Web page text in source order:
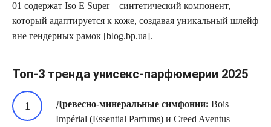
01 содержат Iso E Super – синтетический компонент,
который адаптируется к коже, создавая уникальный шлейф
вне гендерных рамок [blog.bp.ua].
Топ-3 тренда унисекс-парфюмерии 2025
Древесно-минеральные симфонии: Bois
Impérial (Essential Parfums) и Creed Aventus